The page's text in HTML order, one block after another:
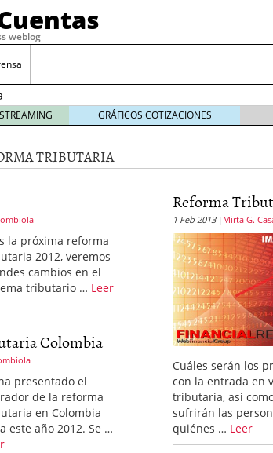
weblog
tuya
2015
de las Tarjetas de Crédito en Colombia julio
de capital junio 17, 2013
es el análisis financiero?
junio 11, 2013
debe firmar un acta de asamblea? mayo 30,
GRÁFICOS COTIZACIONES
TRIBUTARIA
la próxima reforma
2012, veremos
cambios en el
tributario … Leer
Colombia
presentado el
de la reforma
en Colombia
este año 2012. Se …
Reforma
1 Feb 2013 Mirta G.
Cuáles serán los
con la entrada en
tributaria, asi
sufrirán las
quiénes … Leer